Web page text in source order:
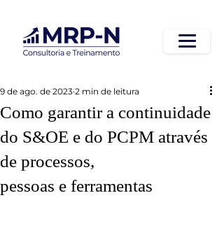
Como garantir a continuidade
do S&OE e do PCPM através
de processos,
pessoas e ferramentas
9 de ago. de 2023 2 min de leitura